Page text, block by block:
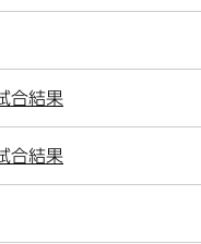
合結果
合結果